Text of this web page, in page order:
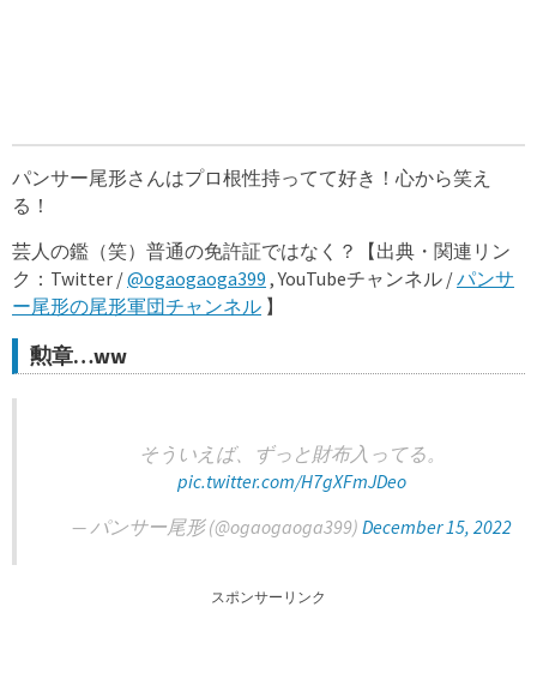
パンサー尾形さんはプロ根性持ってて好き！心から笑え
る！
芸人の鑑（笑）普通の免許証ではなく？【出典・関連リン
ク：Twitter /@ogaogaoga399 , YouTubeチャンネル /パンサ
ー尾形の尾形軍団チャンネル 】
勲章…ww
そういえば、ずっと財布入ってる。
pic.twitter.com/H7gXFmJDeo
— パンサー尾形 (@ogaogaoga399) December 15, 2022
スポンサーリンク